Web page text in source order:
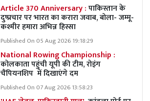
Article 370 Anniversary :पाकिस्तान के
दुष्प्रचार पर भारत का करारा जवाब, बोला- जम्मू-
कश्मीर हमारा अभिन्न हिस्सा
Published On 05 Aug 2026 19:18:29
National Rowing Championship :
कोलकाता पहुंची यूपी की टीम, रोइंग
चैंपियनशिप में दिखाएंगे दम
Published On 07 Aug 2026 13:58:23